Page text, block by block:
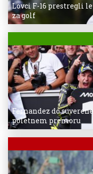
Lovci F-16 prestregli
za golf
Fernandez do
poletnem premoru